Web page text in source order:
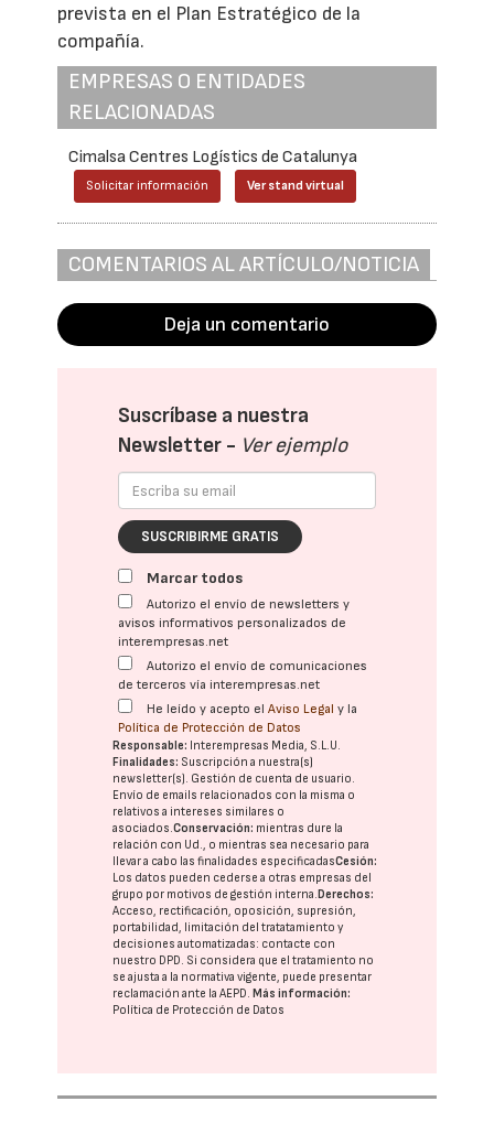
prevista en el Plan Estratégico de la
compañía.
EMPRESAS O ENTIDADES
RELACIONADAS
Cimalsa Centres Logístics de Catalunya
Solicitar información Ver stand virtual
COMENTARIOS AL ARTÍCULO/NOTICIA
Deja un comentario
Suscríbase a nuestra
Newsletter - Ver ejemplo
SUSCRIBIRME GRATIS
Marcar todos
Autorizo el envío de newsletters y
avisos informativos personalizados de
interempresas.net
Autorizo el envío de comunicaciones
de terceros vía interempresas.net
He leído y acepto elAviso Legal y la
Política de Protección de Datos
Responsable: Interempresas Media, S.L.U.
Finalidades: Suscripción a nuestra(s)
newsletter(s). Gestión de cuenta de usuario.
Envío de emails relacionados con la misma o
relativos a intereses similares o
asociados.Conservación: mientras dure la
relación con Ud., o mientras sea necesario para
llevar a cabo las finalidades especificadasCesión:
Los datos pueden cederse a otras empresas del
grupo por motivos de gestión interna. Derechos:
Acceso, rectificación, oposición, supresión,
portabilidad, limitación del tratatamiento y
decisiones automatizadas: contacte con
nuestro DPD. Si considera que el tratamiento no
se ajusta a la normativa vigente, puede presentar
reclamación ante laAEPD. Más información:
Política de Protección de Datos